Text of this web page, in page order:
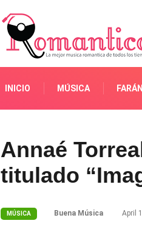
INICIO MÚSICA
Annaé
titulado
MÚSICA Buena Música April